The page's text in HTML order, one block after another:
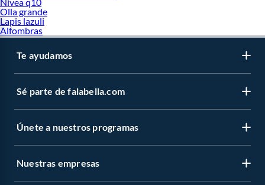
Olla grande
Lapis lazuli
Alfombras
Te ayudamos
Sé parte de falabella.com
Únete a nuestros programas
Nuestras empresas